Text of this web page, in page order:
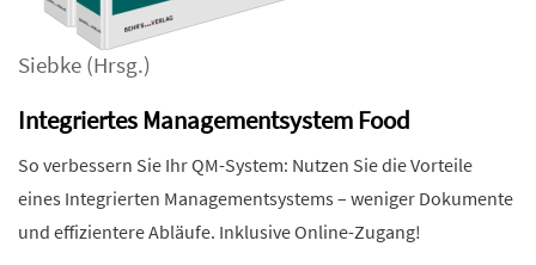
Siebke (Hrsg.)
Integriertes Managementsystem Food
So verbessern Sie Ihr QM-System: Nutzen Sie die Vorteile
eines Integrierten Managementsystems – weniger Dokumente
und effizientere Abläufe. Inklusive Online-Zugang!